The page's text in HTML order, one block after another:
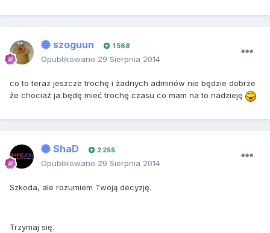
szoguun 1 568
Opublikowano 29 Sierpnia 2014
co to teraz jeszcze trochę i żadnych adminów nie będzie dobrze
że chociaż ja będę mieć trochę czasu co mam na to nadzieję
ShaD 2 255
Opublikowano 29 Sierpnia 2014
Szkoda, ale rozumiem Twoją decyzję.
Trzymaj się.